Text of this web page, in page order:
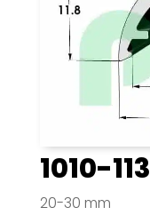
1010-113
20-30 mm